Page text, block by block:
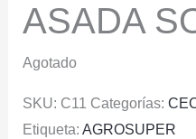
ASADA
Agotado
SKU: C11 Categorías:
Etiqueta: AGROSUPER